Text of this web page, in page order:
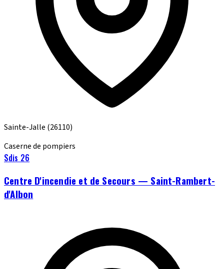
Sainte-Jalle (26110)
Caserne de pompiers
Sdis 26
Centre D'incendie et de Secours — Saint-Rambert-
d'Albon